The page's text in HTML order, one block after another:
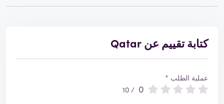
كتابة تقييم عن Qatar
عملية الطلب *
0
/ 10